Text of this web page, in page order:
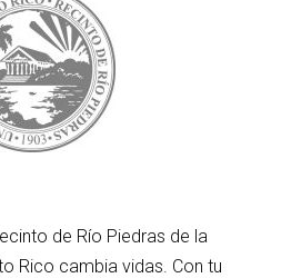
de Río Piedras de la
Rico cambia vidas. Con tu